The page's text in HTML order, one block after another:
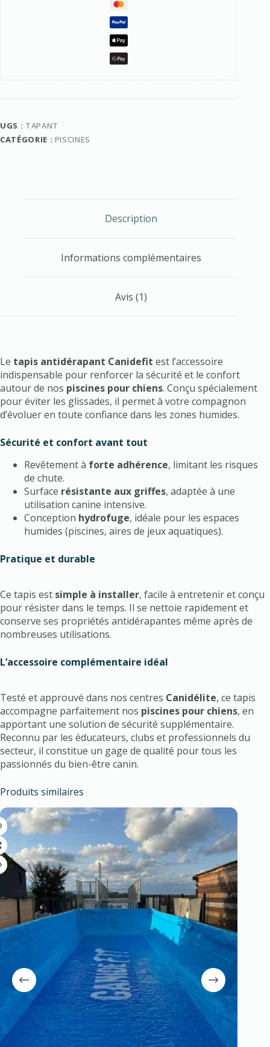
UGS : TAPANT
CATÉGORIE : PISCINES
Description
Informations complémentaires
Avis (1)
Le tapis antidérapant Canidefit est l’accessoire
indispensable pour renforcer la sécurité et le confort
autour de nos piscines pour chiens. Conçu spécialement
pour éviter les glissades, il permet à votre compagnon
d’évoluer en toute confiance dans les zones humides.
Sécurité et confort avant tout
Revêtement à forte adhérence, limitant les risques
de chute.
Surface résistante aux griffes, adaptée à une
utilisation canine intensive.
Conception hydrofuge, idéale pour les espaces
humides (piscines, aires de jeux aquatiques).
Pratique et durable
Ce tapis est simple à installer, facile à entretenir et conçu
pour résister dans le temps. Il se nettoie rapidement et
conserve ses propriétés antidérapantes même après de
nombreuses utilisations.
L’accessoire complémentaire idéal
Testé et approuvé dans nos centres Canidélite, ce tapis
accompagne parfaitement nos piscines pour chiens, en
apportant une solution de sécurité supplémentaire.
Reconnu par les éducateurs, clubs et professionnels du
secteur, il constitue un gage de qualité pour tous les
passionnés du bien-être canin.
Produits similaires